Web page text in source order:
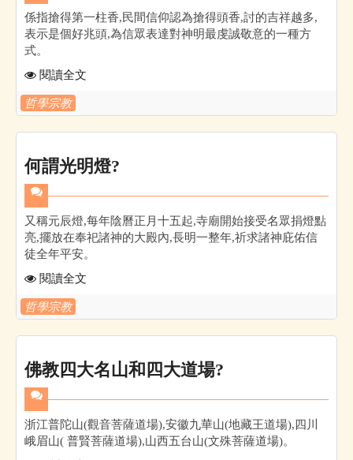
係指搶得第一柱香,民間信仰認為搶得頭香,討的吉祥越多,
表示是個好兆頭,為信眾表達對神明最虔誠敬意的一種方
式。
閱讀全文
哲學宗教
何謂光明燈?
又稱元辰燈,每年陰曆正月十五起,寺廟開始接受名眾捐燈點
亮,擺放在奉祀諸神的大殿內,長明一整年,祈求諸神庇佑信
徒全年平安。
閱讀全文
哲學宗教
佛教四大名山和四大道場?
浙江普陀山(觀音菩薩道場),安徽九華山(地藏王道場),四川
峨眉山( 普賢菩薩道場),山西五台山(文殊菩薩道場)。